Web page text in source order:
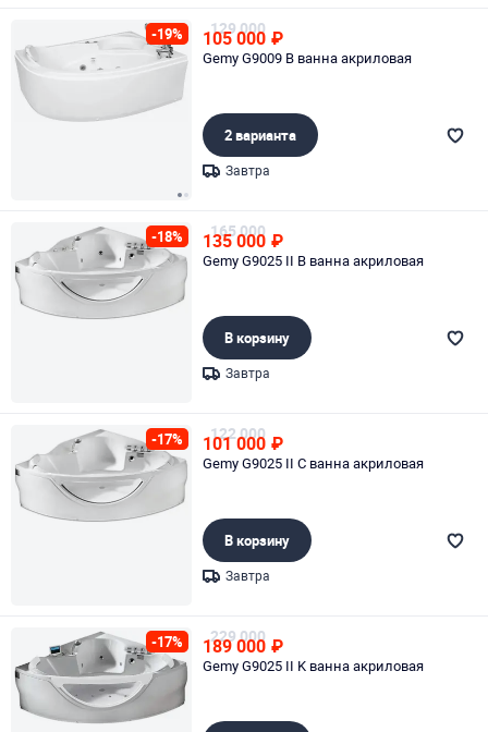
-19% 129 000
105 000 ₽
Gemy G9009 B ванна акриловая
2 варианта
Завтра
-18% 165 000
135 000 ₽
Gemy G9025 II B ванна акриловая
В корзину
Завтра
-17% 122 000
101 000 ₽
Gemy G9025 II C ванна акриловая
В корзину
Завтра
-17% 229 000
189 000 ₽
Gemy G9025 II K ванна акриловая